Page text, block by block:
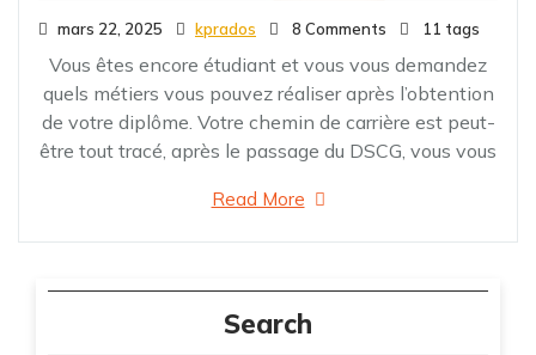
mars 22, 2025 kprados 8 Comments 11 tags
Vous êtes encore étudiant et vous vous demandez
quels métiers vous pouvez réaliser après l’obtention
de votre diplôme. Votre chemin de carrière est peut-
être tout tracé, après le passage du DSCG, vous vous
Read More
Search